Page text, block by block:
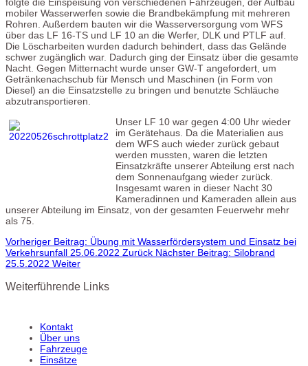
mobiler Wasserwerfen sowie die Brandbekämpfung mit mehreren
Rohren. Außerdem bauten wir die Wasserversorgung vom WFS
über das LF 16-TS und LF 10 an die Werfer, DLK und PTLF auf.
Die Löscharbeiten wurden dadurch behindert, dass das Gelände
schwer zugänglich war. Dadurch ging der Einsatz über die gesamte
Nacht. Gegen Mitternacht wurde unser GW-T angefordert, um
Getränkenachschub für Mensch und Maschinen (in Form von
Diesel) an die Einsatzstelle zu bringen und benutzte Schläuche
abzutransportieren.
Unser LF 10 war gegen 4:00 Uhr wieder
im Gerätehaus. Da die Materialien aus
dem WFS auch wieder zurück gebaut
werden mussten, waren die letzten
Einsatzkräfte unserer Abteilung erst nach
dem Sonnenaufgang wieder zurück.
Insgesamt waren in dieser Nacht 30
Kameradinnen und Kameraden allein aus
unserer Abteilung im Einsatz, von der gesamten Feuerwehr mehr
als 75.
Vorheriger Beitrag: Übung mit Wasserfördersystem und Einsatz bei
Verkehrsunfall 25.06.2022 Zurück Nächster Beitrag: Silobrand
25.5.2022 Weiter
Weiterführende Links
Kontakt
Über uns
Fahrzeuge
Einsätze